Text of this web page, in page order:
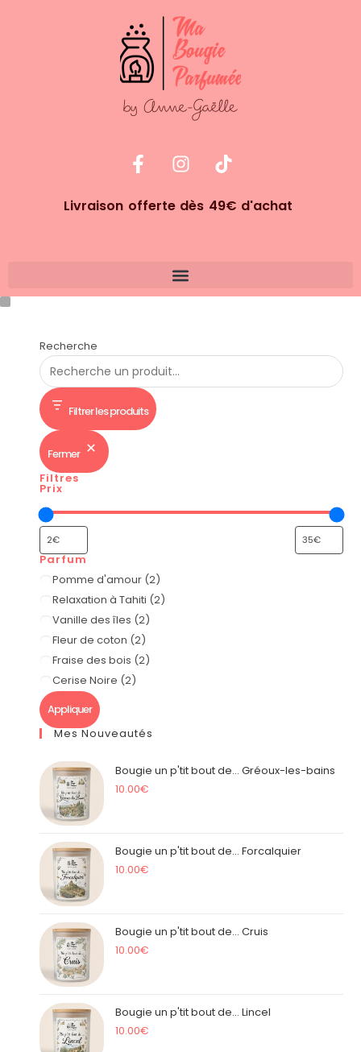
Livraison offerte dès 49€ d'achat
Recherche
Filtrer les produits
Fermer
Filtres
Prix
Parfum
Pomme d'amour (2)
Relaxation à Tahiti (2)
Vanille des îles (2)
Fleur de coton (2)
Fraise des bois (2)
Cerise Noire (2)
Appliquer
Mes Nouveautés
Bougie un p'tit bout de... Gréoux-les-bains
10.00€
Bougie un p'tit bout de... Forcalquier
10.00€
Bougie un p'tit bout de... Cruis
10.00€
Bougie un p'tit bout de... Lincel
10.00€